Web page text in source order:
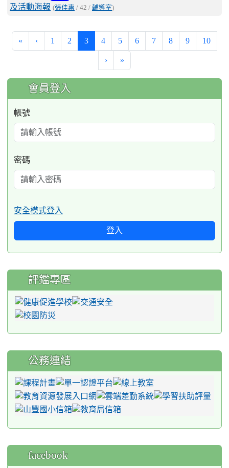
及活動海報 (張佳惠 / 42 / 輔導室)
« ‹ 1 2 3(current)
4 5 6 7 8 9 10
› »
:::
會員登入
帳號
密碼
安全模式登入
登入
評鑑專區
公務連結
facebook